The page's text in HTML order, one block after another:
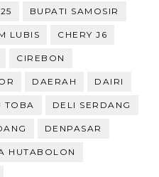
BUPATI SAMOSIR
LUBIS CHERY J6
CIREBON
DAERAH DAIRI
TOBA DELI SERDANG
DENPASAR
HUTABOLON